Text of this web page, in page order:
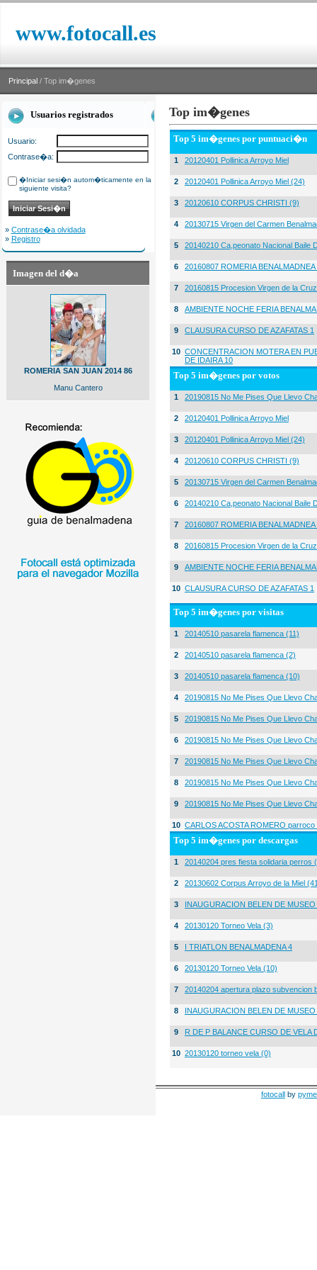
www.fotocall.es
Principal / Top im�genes
Usuarios registrados
Usuario:
Contrase�a:
�Iniciar sesi�n autom�ticamente en la
siguiente visita?
» Contrase�a olvidada
» Registro
Imagen del d�a
ROMERIA SAN JUAN 2014 86
Manu Cantero
Top im�genes
Top 5 im�genes por puntuaci�n
1 20120401 Pollinica Arroyo Miel
2 20120401 Pollinica Arroyo Miel (24)
3 20120610 CORPUS CHRISTI (9)
4 20130715 Virgen del Carmen
5 20140210 Ca,peonato Nacional Baile
6 20160807 ROMERIA
7 20160815 Procesion Virgen de la
8 AMBIENTE NOCHE FERIA
9 CLAUSURA CURSO DE AZAFATAS 1
10 CONCENTRACION MOTERA EN
DE IDAIRA 10
Top 5 im�genes por votos
1 20190815 No Me Pises Que Llevo
2 20120401 Pollinica Arroyo Miel
3 20120401 Pollinica Arroyo Miel (24)
4 20120610 CORPUS CHRISTI (9)
5 20130715 Virgen del Carmen
6 20140210 Ca,peonato Nacional Baile
7 20160807 ROMERIA
8 20160815 Procesion Virgen de la
9 AMBIENTE NOCHE FERIA
10 CLAUSURA CURSO DE AZAFATAS 1
Top 5 im�genes por visitas
1 20140510 pasarela flamenca (11)
2 20140510 pasarela flamenca (2)
3 20140510 pasarela flamenca (10)
4 20190815 No Me Pises Que Llevo
5 20190815 No Me Pises Que Llevo
6 20190815 No Me Pises Que Llevo
7 20190815 No Me Pises Que Llevo
8 20190815 No Me Pises Que Llevo
9 20190815 No Me Pises Que Llevo
10 CARLOS ACOSTA ROMERO
Top 5 im�genes por descargas
1 20140204 pres fiesta solidaria perros
2 20130602 Corpus Arroyo de la Miel
3 INAUGURACION BELEN DE
4 20130120 Torneo Vela (3)
5 I TRIATLON BENALMADENA 4
6 20130120 Torneo Vela (10)
7 20140204 apertura plazo subvencion
8 INAUGURACION BELEN DE
9 R DE P BALANCE CURSO DE VELA
10 20130120 torneo vela (0)
fotocall by